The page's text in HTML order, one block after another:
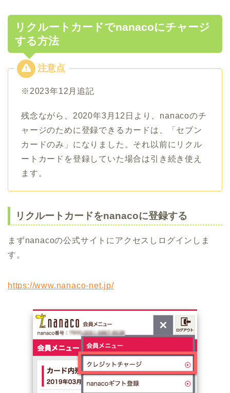
リクルートカードでnanacoにチャージ
する方法
※2023年12月追記
残念ながら、2020年3月12日より、nanacoのチ
ャージのために登録できるカードは、「セブン
カードのみ」になりました。それ以前にリクル
ートカードを登録していた場合は引き続き使え
ます。
リクルートカードをnanacoに登録する
まずnanacoの公式サイトにアクセスしログインしま
す。
https://www.nanaco-net.jp/